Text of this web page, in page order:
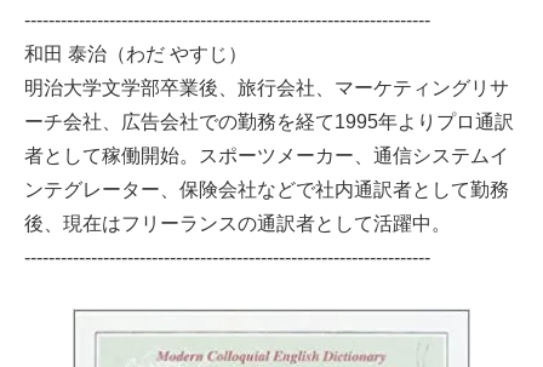
-------------------------------------------------------------------
和田 泰治（わだ やすじ）
明治大学文学部卒業後、旅行会社、マーケティングリサ
ーチ会社、広告会社での勤務を経て1995年よりプロ通訳
者として稼働開始。スポーツメーカー、通信システムイ
ンテグレーター、保険会社などで社内通訳者として勤務
後、現在はフリーランスの通訳者として活躍中。
-------------------------------------------------------------------